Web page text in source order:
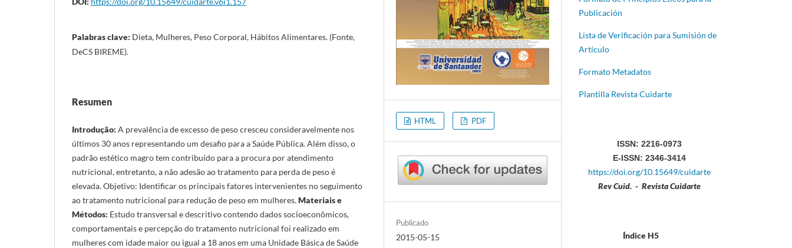
Palabras clave: Dieta, Mulheres, Peso Corporal, Hábitos Alimentares. (Fonte,
DeCS BIREME).
Resumen
Introdução: A prevalência de excesso de peso cresceu consideravelmente nos
últimos 30 anos representando um desafio para a Saúde Pública. Além disso, o
padrão estético magro tem contribuído para a procura por atendimento
nutricional, entretanto, a não adesão ao tratamento para perda de peso é
elevada. Objetivo: Identificar os principais fatores intervenientes no seguimento
ao tratamento nutricional para redução de peso em mulheres.Materiais e
Métodos: Estudo transversal e descritivo contendo dados socioeconômicos,
comportamentais e percepção do tratamento nutricional foi realizado em
mulheres com idade maior ou igual a 18 anos em uma Unidade Básica de Saúde
HTML PDF
Publicado
2015-05-15
Publicación
Lista de Verificación para Sumisión de
Artículo
Formato Metadatos
Plantilla Revista Cuidarte
ISSN: 2216-0973
E-ISSN: 2346-3414
https://doi.org/10.15649/cuidarte
Rev Cuid. - Revista Cuidarte
Índice H5